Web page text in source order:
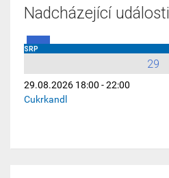
Nadcházející události
SRP
29
29.08.2026 18:00 - 22:00
Cukrkandl